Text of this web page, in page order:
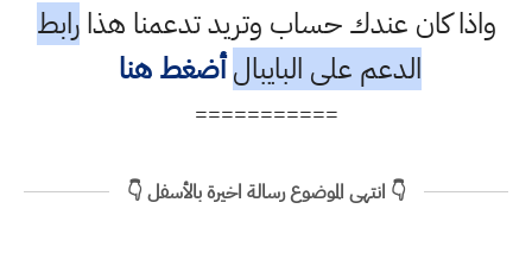
واذا كان عندك حساب وتريد تدعمنا هذارابط
الدعم على البايبال أضغط هنا
===========
👇 انتهى الموضوع رسالة اخيرة بالأسفل 👇